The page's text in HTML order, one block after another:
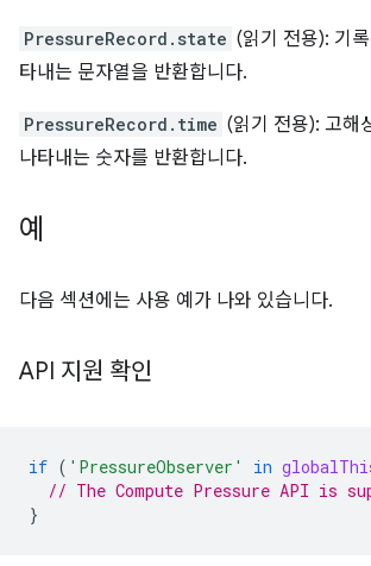
PressureRecord.state (읽기 전용): 기
타내는 문자열을 반환합니다.
PressureRecord.time (읽기 전용): 고해
나타내는 숫자를 반환합니다.
예
다음 섹션에는 사용 예가 나와 있습니다.
API 지원 확인
if ( 'PressureObserver' in
// The Compute Pressure API is
}